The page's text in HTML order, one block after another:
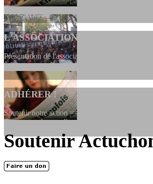
L'ASSOCIATION
Présentation de l'association et de sa charte qui
ADHÉRER !
Soutenir notre action ==> Si vous souhaitez
dessous, en le remplissant et en...
LES FONDATEURS
En 2004, une dizaine de personnes
Soutenir